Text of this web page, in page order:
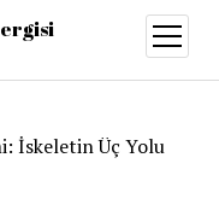
aç
İskeletin Üç Yolu